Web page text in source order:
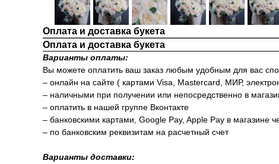
Оплата и доставка букета
Оплата и доставка букета
Варианты оплаты:
Вы можете оплатить ваш заказ любым удобным для вас
– онлайн на сайте ( картами Visa, Mastercard, МИР,
– наличными при получении или непосредственно в
– оплатить в нашей группе Вконтакте
– банковскими картами, Google Pay, Apple Pay в магазине
– по банковским реквизитам на расчетный счет
Варианты доставки: